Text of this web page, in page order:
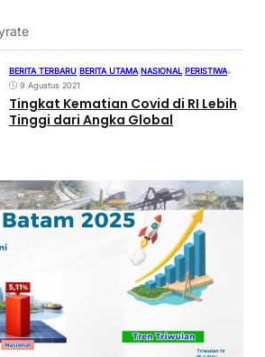
BERITA TERBARU BERITA UTAMA NASIONAL PERISTIWA•
9 Agustus 2021
Tingkat Kematian Covid di RI Lebih
Tinggi dari Angka Global